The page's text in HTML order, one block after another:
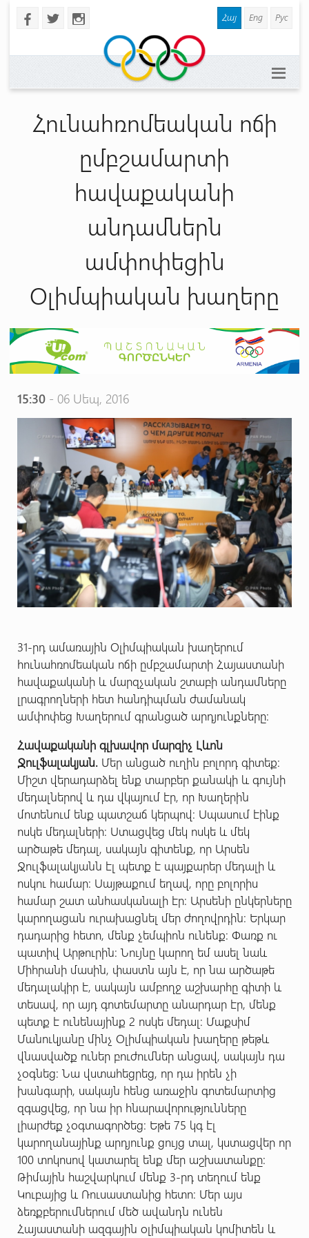
b a x Հայ Eng Рус
Հունահռոմեական ոճի
ըմբշամարտի
հավաքականի
անդամներն
ամփոփեցին
Օլիմպիական խաղերը
15:30- 06 Սեպ, 2016
31-րդ ամառային Օլիմպիական խաղերում
հունահռոմեական ոճի ըմբշամարտի Հայաստանի
հավաքականի և մարզչական շտաբի անդամները
լրագրողների հետ հանդիպման ժամանակ
ամփոփեց Խաղերում գրանցած արդյունքները:
Հավաքականի գլխավոր մարզիչ Լևոն
Ջուլֆալակյան.Մեր անցած ուղին բոլորդ գիտեք:
Միշտ վերադարձել ենք տարբեր քանակի և գույնի
մեդալներով և դա վկայում էր, որ Խաղերին
մոտենում ենք պատշաճ կերպով: Սպասում էինք
ոսկե մեդալների: Ստացվեց մեկ ոսկե և մեկ
արծաթե մեդալ, սակայն գիտենք, որ Արսեն
Ջուլֆալակյանն էլ պետք է պայքարեր մեդալի և
ոսկու համար: Սայթաքում եղավ, որը բոլորիս
համար շատ անհասկանալի էր: Արսենի ընկերները
կարողացան ուրախացնել մեր ժողովրդին: Երկար
դադարից հետո, մենք չեմպիոն ունենք: Փառք ու
պատիվ Արթուրին: Նույնը կարող եմ ասել նաև
Միհրանի մասին, փաստն այն է, որ նա արծաթե
մեդալակիր է, սակայն ամբողջ աշխարհը գիտի և
տեսավ, որ այդ գոտեմարտը անարդար էր, մենք
պետք է ունենայինք 2 ոսկե մեդալ: Մաքսիմ
Մանուկյանը մինչ Օլիմպիական խաղերը թեթև
վնասվածք ուներ բուժումներ անցավ, սակայն դա
չօգնեց: Նա վստահեցրեց, որ դա իրեն չի
խանգարի, սակայն հենց առաջին գոտեմարտից
զգացվեց, որ նա իր հնարավորությունները
լիարժեք չօգտագործեց: Եթե 75 կգ էլ
կարողանայինք արդյունք ցույց տալ, կստացվեր որ
100 տոկոսով կատարել ենք մեր աշխատանքը:
Թիմային հաշվարկում մենք 3-րդ տեղում ենք
Կուբայից և Ռուսաստանից հետո: Մեր այս
ձեռքբերումներում մեծ ավանդն ունեն
Հայաստանի ազգային օլիմպիական կոմիտեն և